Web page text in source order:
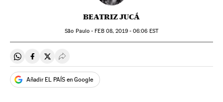
BEATRIZ JUCÁ
São Paulo - FEB08, 2019 - 06:06 EST
Compartir en Whatsapp
Compartir en Facebook
Compartir en Twitter
Desplegar Redes Sociales
Añadir EL PAÍS en Google